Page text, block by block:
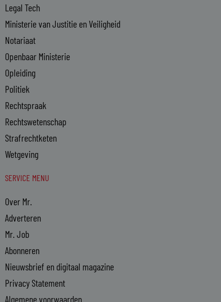
Legal Tech
Ministerie van Justitie en Veiligheid
Notariaat
Openbaar Ministerie
Opleiding
Politiek
Rechtspraak
Rechtswetenschap
Strafrechtketen
Wetgeving
SERVICE MENU
Over Mr.
Adverteren
Mr. Job
Abonneren
Nieuwsbrief en digitaal magazine
Privacy Statement
Algemene voorwaarden